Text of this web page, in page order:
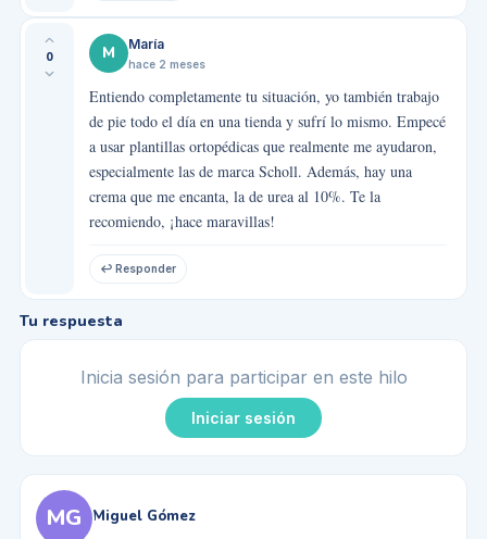
0 M María
hace 2 meses
Entiendo completamente tu situación, yo también trabajo
de pie todo el día en una tienda y sufrí lo mismo. Empecé
a usar plantillas ortopédicas que realmente me ayudaron,
especialmente las de marca Scholl. Además, hay una
crema que me encanta, la de urea al 10%. Te la
recomiendo, ¡hace maravillas!
↩ Responder
Tu respuesta
Inicia sesión para participar en este hilo
Iniciar sesión
MG Miguel Gómez